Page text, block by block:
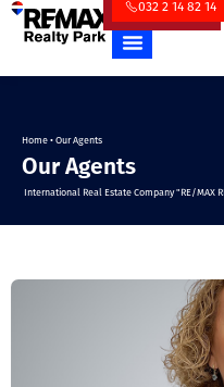
032 2 14 82 14
Home • Our Agents
Our Agents
International Real Estate Company "RE/MAX
უძრავი
udzravi qonebis
ქონების
აგენტები \